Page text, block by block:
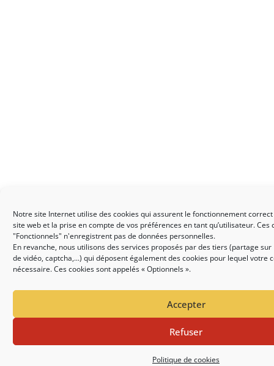
Notre site Internet utilise des cookies qui assurent le fonctionnement
site web et la prise en compte de vos préférences en tant qu’utilisateur. Ces
"Fonctionnels" n'enregistrent pas de données personnelles.
En revanche, nous utilisons des services proposés par des tiers (partage
de vidéo, captcha,...) qui déposent également des cookies pour lequel votre
nécessaire. Ces cookies sont appelés « Optionnels ».
Accepter
Refuser
Politique de cookies